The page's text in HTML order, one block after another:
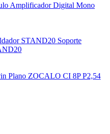
Amplificador Digital Mono
Soporte
ZOCALO CI 8P P2,54